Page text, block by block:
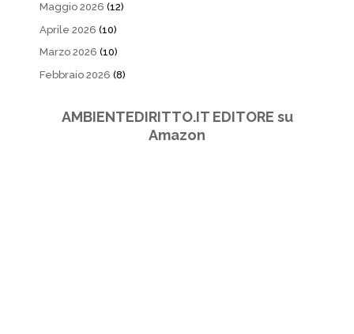
Maggio 2026 (12)
Aprile 2026 (10)
Marzo 2026 (10)
Febbraio 2026 (8)
AMBIENTEDIRITTO.IT EDITORE su
Amazon